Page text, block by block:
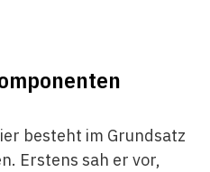
besteht im Grundsatz
Erstens sah er vor,